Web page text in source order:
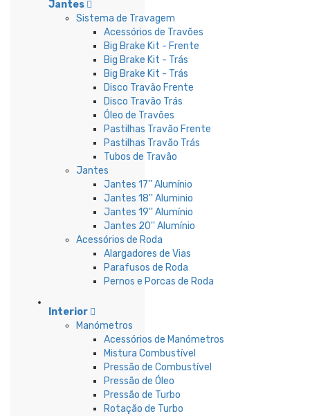
Jantes
Sistema de Travagem
Acessórios de Travões
Big Brake Kit - Frente
Big Brake Kit - Trás
Big Brake Kit - Trás
Disco Travão Frente
Disco Travão Trás
Óleo de Travões
Pastilhas Travão Frente
Pastilhas Travão Trás
Tubos de Travão
Jantes
Jantes 17'' Alumínio
Jantes 18'' Aluminio
Jantes 19'' Alumínio
Jantes 20'' Alumínio
Acessórios de Roda
Alargadores de Vias
Parafusos de Roda
Pernos e Porcas de Roda
Interior
Manómetros
Acessórios de Manómetros
Mistura Combustível
Pressão de Combustível
Pressão de Óleo
Pressão de Turbo
Rotação de Turbo